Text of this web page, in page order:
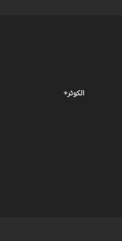
الكوثر+